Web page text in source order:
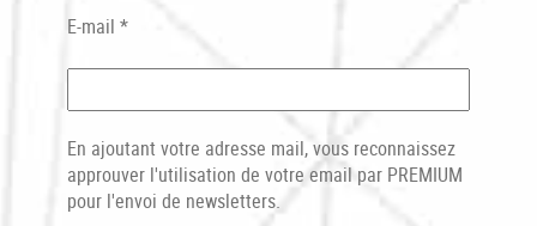
E-mail *
En ajoutant votre adresse mail, vous reconnaissez
approuver l'utilisation de votre email par PREMIUM
pour l'envoi de newsletters.